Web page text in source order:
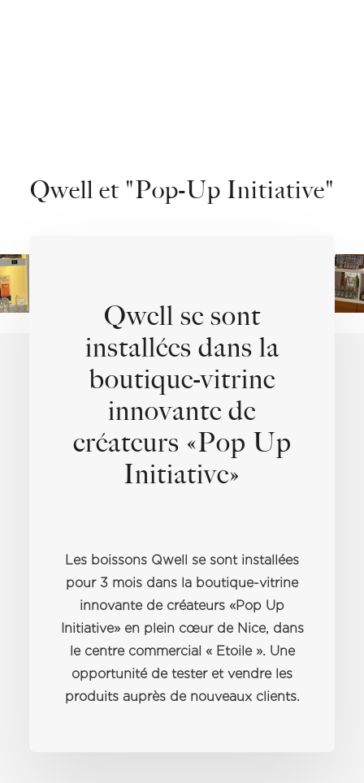
Qwell et "Pop-Up Initiative"
Qwell se sont
installées dans la
boutique-vitrine
innovante de
créateurs «Pop Up
Initiative»
Les boissons Qwell se sont installées
pour 3 mois dans la boutique-vitrine
innovante de créateurs «Pop Up
Initiative» en plein cœur de Nice, dans
le centre commercial « Etoile ». Une
opportunité de tester et vendre les
produits auprès de nouveaux clients.